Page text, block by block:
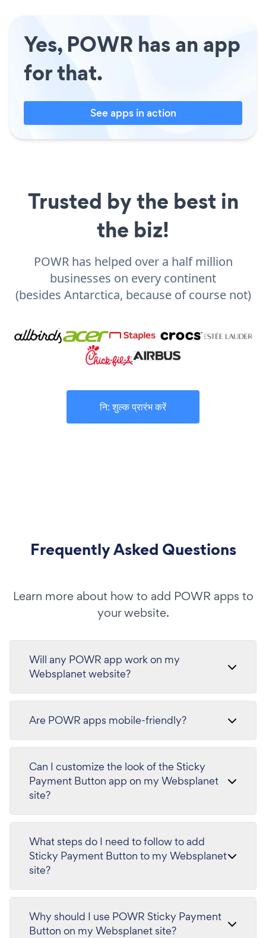
Yes, POWR has an app
for that.
See apps in action
Trusted by the best in
the biz!
POWR has helped over a half million
businesses on every continent
(besides Antarctica, because of course not)
नि: शुल्क प्रारंभ करें
Frequently Asked Questions
Learn more about how to add POWR apps to
your website.
Will any POWR app work on my
Websplanet website?
Are POWR apps mobile-friendly?
Can I customize the look of the Sticky
Payment Button app on my Websplanet
site?
What steps do I need to follow to add
Sticky Payment Button to my Websplanet
site?
Why should I use POWR Sticky Payment
Button on my Websplanet site?